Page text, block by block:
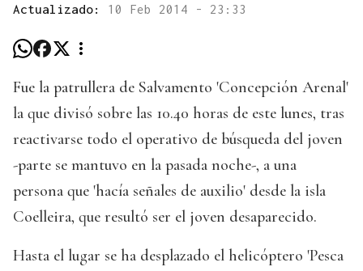
Actualizado: 10 Feb 2014 - 23:33
Fue la patrullera de Salvamento 'Concepción Arenal'
la que divisó sobre las 10.40 horas de este lunes, tras
reactivarse todo el operativo de búsqueda del joven
-parte se mantuvo en la pasada noche-, a una
persona que 'hacía señales de auxilio' desde la isla
Coelleira, que resultó ser el joven desaparecido.
Hasta el lugar se ha desplazado el helicóptero 'Pesca